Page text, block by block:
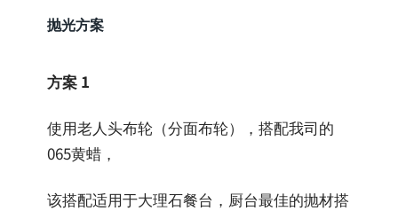
抛光方案
方案 1
使用老人头布轮（分面布轮），搭配我司的
065黄蜡，
该搭配适用于大理石餐台，厨台最佳的抛材搭